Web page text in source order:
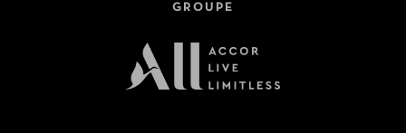
GROUPE